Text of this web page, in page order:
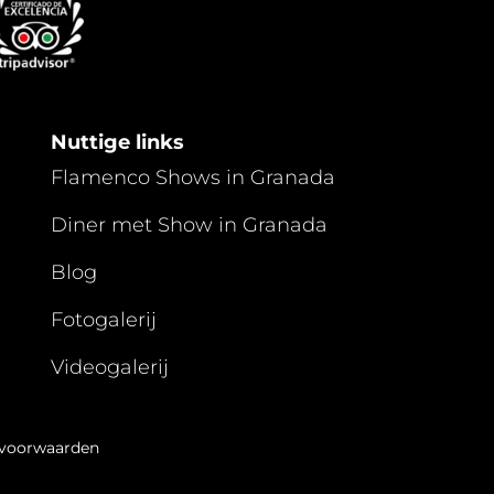
Nuttige links
Flamenco Shows in Granada
Diner met Show in Granada
Blog
Fotogalerij
Videogalerij